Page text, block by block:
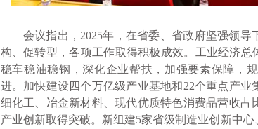
会议指出，2025年，在省委、省政府坚强领导
构、促转型，各项工作取得积极成效。工业经济总
稳车稳油稳钢，深化企业帮扶，加强要素保障，
进。加快建设四个万亿级产业基地和22个重点产
细化工、冶金新材料、现代优质特色消费品营收占
产业创新取得突破。新组建5家省级制造业创新中